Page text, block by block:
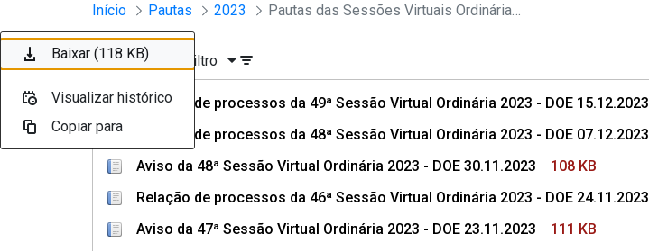
Pular para o Conteúdo principal
Sessões e Reuniões - Documentos Conselho Superior
Início Pautas 2023 Pautas das Sessões Virtuais Ordinárias do CSMP
Ordenar Filtro
Relação de processos da 49ª Sessão Virtual Ordinária 2023 - DOE 15.12.2023
Relação de processos da 48ª Sessão Virtual Ordinária 2023 - DOE 07.12.2023
Aviso da 48ª Sessão Virtual Ordinária 2023 - DOE 30.11.2023
108 KB
Relação de processos da 46ª Sessão Virtual Ordinária 2023 - DOE 24.11.2023
Aviso da 47ª Sessão Virtual Ordinária 2023 - DOE 23.11.2023
111 KB
Baixar (133 KB)
Visualizar histórico
Copiar para
Baixar (297 KB)
Visualizar histórico
Copiar para
Baixar (108 KB)
Visualizar histórico
Copiar para
Baixar (377 KB)
Visualizar histórico
Copiar para
Baixar (111 KB)
Visualizar histórico
Copiar para
Baixar (230 KB)
Visualizar histórico
Copiar para
Baixar (113 KB)
Visualizar histórico
Copiar para
Baixar (304 KB)
Visualizar histórico
Copiar para
Baixar (108 KB)
Visualizar histórico
Copiar para
Baixar (118 KB)
Visualizar histórico
Copiar para